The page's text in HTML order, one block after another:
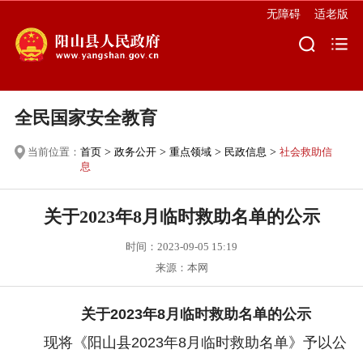
无障碍 适老版
全民国家安全教育
当前位置： 首页> 政务公开> 重点领域> 民政信息 > 社会救助信
息
关于2023年8月临时救助名单的公示
时间：2023-09-05 15:19
来源：本网
关于2023年8月临时救助名单的公示
现将《阳山县2023年8月临时救助名单》予以公